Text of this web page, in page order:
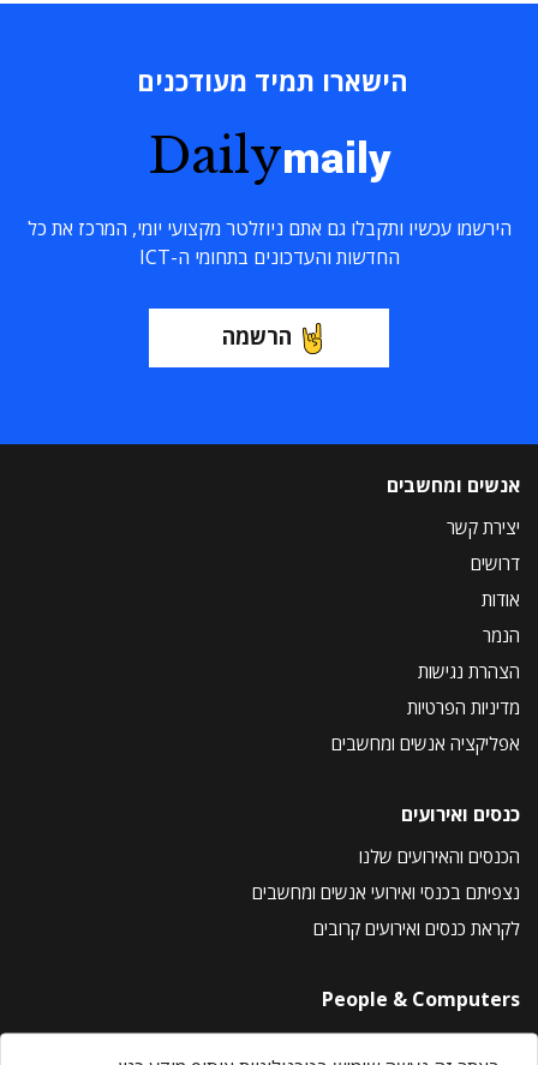
הישארו תמיד מעודכנים
Dailymaily
הירשמו עכשיו ותקבלו גם אתם ניוזלטר מקצועי יומי, המרכז את כל
החדשות והעדכונים בתחומי ה-ICT
הרשמה
אנשים ומחשבים
יצירת קשר
דרושים
אודות
הנמר
הצהרת נגישות
מדיניות הפרטיות
אפליקציה אנשים ומחשבים
כנסים ואירועים
הכנסים והאירועים שלנו
נצפיתם בכנסי ואירועי אנשים ומחשבים
לקראת כנסים ואירועים קרובים
People & Computers
About Us